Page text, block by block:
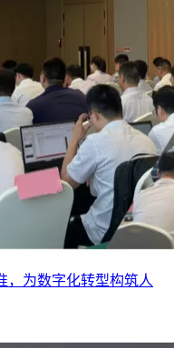
，为数字化转型构筑人